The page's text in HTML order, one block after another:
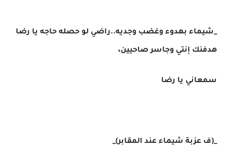
_شيماء بهدوء وغضب وجديه..راضي لو حصله حاجه يا رضا
هدفنك إنتي وجاسر صاحيين،
سمعاني يا رضا
_(ف عزبة شيماء عند المقابر)_